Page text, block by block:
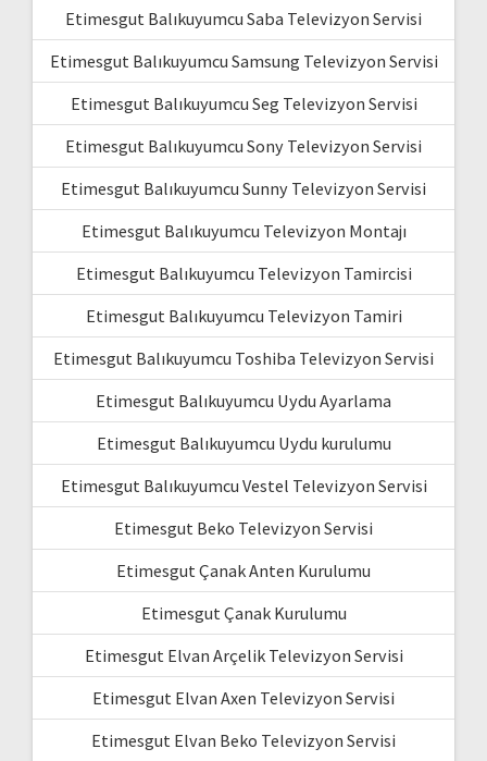
Etimesgut Balıkuyumcu Saba Televizyon Servisi
Etimesgut Balıkuyumcu Samsung Televizyon Servisi
Etimesgut Balıkuyumcu Seg Televizyon Servisi
Etimesgut Balıkuyumcu Sony Televizyon Servisi
Etimesgut Balıkuyumcu Sunny Televizyon Servisi
Etimesgut Balıkuyumcu Televizyon Montajı
Etimesgut Balıkuyumcu Televizyon Tamircisi
Etimesgut Balıkuyumcu Televizyon Tamiri
Etimesgut Balıkuyumcu Toshiba Televizyon Servisi
Etimesgut Balıkuyumcu Uydu Ayarlama
Etimesgut Balıkuyumcu Uydu kurulumu
Etimesgut Balıkuyumcu Vestel Televizyon Servisi
Etimesgut Beko Televizyon Servisi
Etimesgut Çanak Anten Kurulumu
Etimesgut Çanak Kurulumu
Etimesgut Elvan Arçelik Televizyon Servisi
Etimesgut Elvan Axen Televizyon Servisi
Etimesgut Elvan Beko Televizyon Servisi